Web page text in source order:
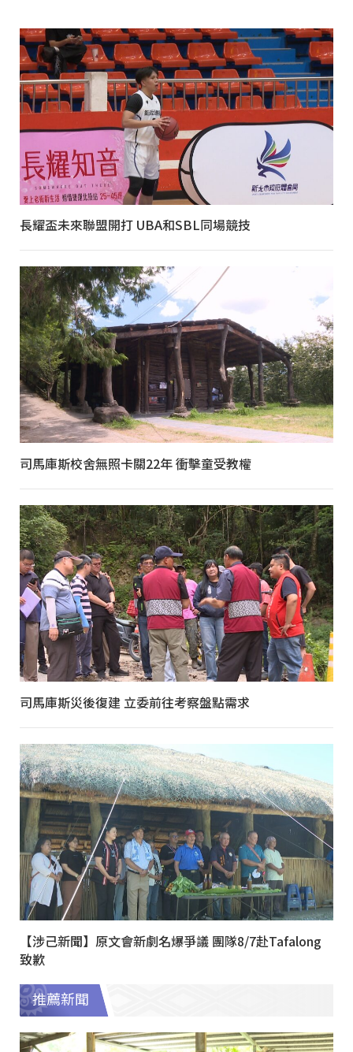
長耀盃未來聯盟開打 UBA和SBL同場競技
司馬庫斯校舍無照卡關22年 衝擊童受教權
司馬庫斯災後復建 立委前往考察盤點需求
【涉己新聞】原文會新劇名爆爭議 團隊8/7赴Tafalong
致歉
推薦新聞